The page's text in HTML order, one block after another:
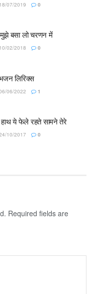
18/07/2019 0
बसा लो चरणन में
10/02/2018 0
लिरिक्स
06/2022 1
ये फेले रहते सामने तेरे
10/2017 0
Required fields are